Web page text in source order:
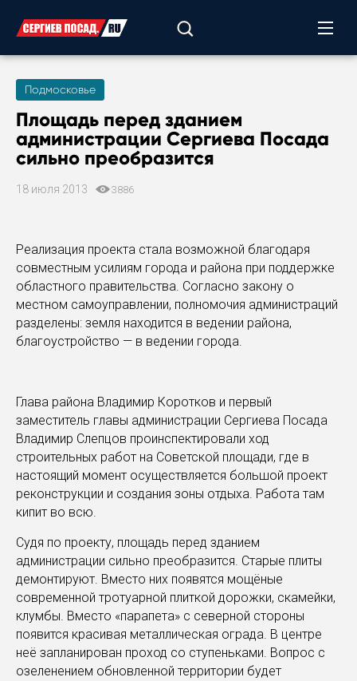
Подмосковье
Площадь перед зданием
администрации Сергиева Посада
сильно преобразится
18 июля 2013 3886
Реализация проекта стала возможной благодаря
совместным усилиям города и района при поддержке
областного правительства. Согласно закону о
местном самоуправлении, полномочия администраций
разделены: земля находится в ведении района,
благоустройство — в ведении города.
Глава района Владимир Коротков и первый
заместитель главы администрации Сергиева Посада
Владимир Слепцов проинспектировали ход
строительных работ на Советской площади, где в
настоящий момент осуществляется большой проект
реконструкции и создания зоны отдыха. Работа там
кипит во всю.
Судя по проекту, площадь перед зданием
администрации сильно преобразится. Старые плиты
демонтируют. Вместо них появятся мощёные
современной тротуарной плиткой дорожки, скамейки,
клумбы. Вместо «парапета» с северной стороны
появится красивая металлическая ограда. В центре
неё запланирован проход со ступеньками. Вопрос с
озеленением обновленной территории будет